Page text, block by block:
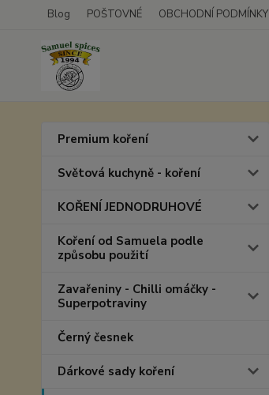
Blog POŠTOVNÉ OBCHODNÍ PODMÍNKY
Premium koření
Světová kuchyně - koření
KOŘENÍ JEDNODRUHOVÉ
Koření od Samuela podle
způsobu použití
Zavařeniny - Chilli omáčky -
Superpotraviny
Černý česnek
Dárkové sady koření